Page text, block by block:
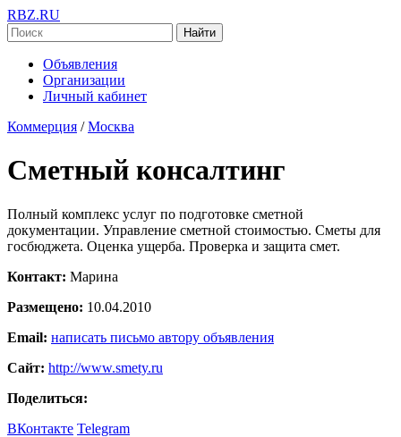
RBZ.RU
Найти
Объявления
Организации
Личный кабинет
Коммерция / Москва
Сметный консалтинг
Полный комплекс услуг по подготовке сметной
документации. Управление сметной стоимостью. Сметы для
госбюджета. Оценка ущерба. Проверка и защита смет.
Контакт: Марина
Размещено: 10.04.2010
Email: написать письмо автору объявления
Сайт: http://www.smety.ru
Поделиться:
ВКонтакте Telegram